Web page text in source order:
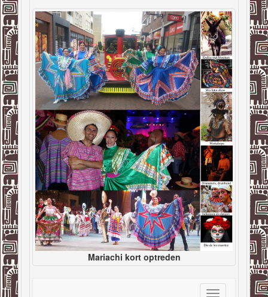
Mariachi kort optreden
Toggle